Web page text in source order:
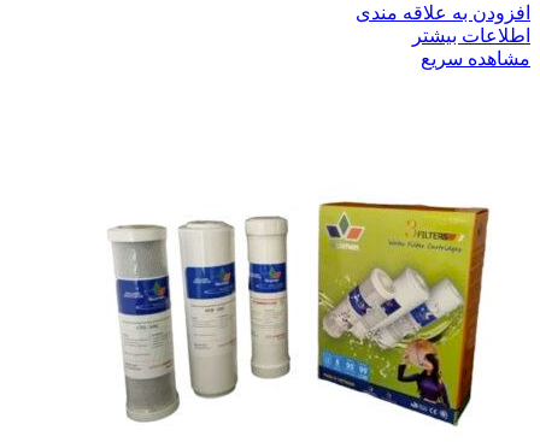
افزودن به علاقه مندی
اطلاعات بیشتر
مشاهده سریع